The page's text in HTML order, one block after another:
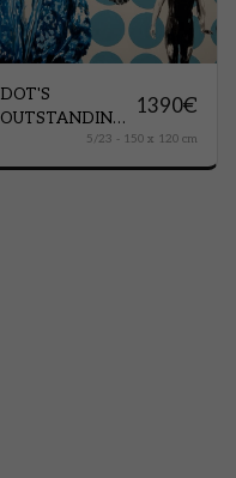
DOT'S
OUTSTANDING
1390€
5/23 - 150 x 120 cm